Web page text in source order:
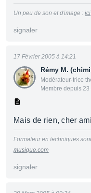
Un peu de son et d'image : ici
signaler
Rémy M.
Modérateur·trice
Membre depuis 23
17 Février 2005 à 14:21
Mais de rien, cher
Formateur en techniques
musique.com
signaler